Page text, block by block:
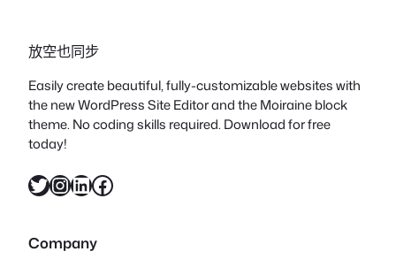
放空也同步
Easily create beautiful, fully-customizable websites with
the new WordPress Site Editor and the Moiraine block
theme. No coding skills required. Download for free
today!
X InstagramLinkedIn Facebook
Company